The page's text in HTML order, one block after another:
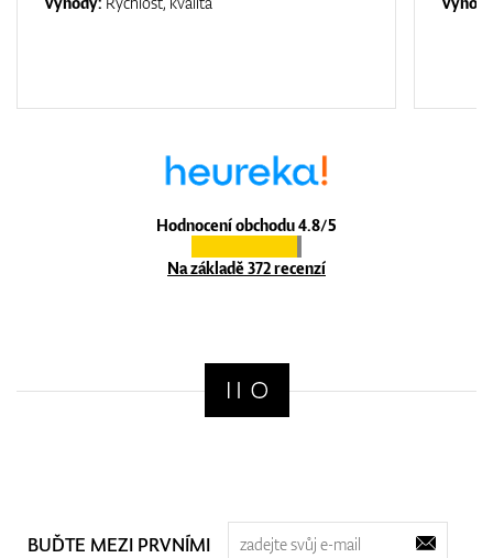
Hodnocení obchodu 4.8/5
Na základě 372 recenzí
BUĎTE MEZI PRVNÍMI